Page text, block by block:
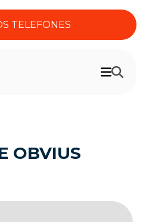
TELEFONES
OBVIUS